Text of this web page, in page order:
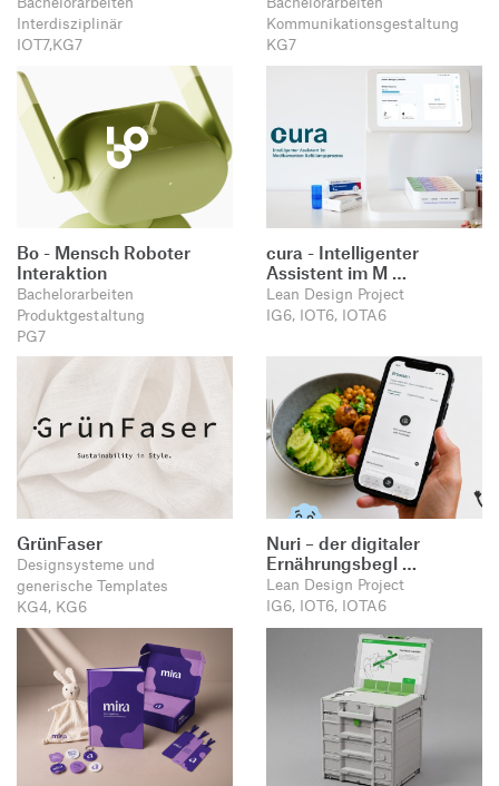
Transfer und Kooperation
Produktgestaltung B.A.
Strategische Gestaltung M.A.
Interdisziplinär
IOT7,KG7
Kommunikationsgestaltung
KG7
Bo - Mensch Roboter
Interaktion
Bachelorarbeiten
Produktgestaltung
PG7
cura - Intelligenter
Assistent im M …
Lean Design Project
IG6, IOT6, IOTA6
GrünFaser
Designsysteme und
generische Templates
KG4, KG6
Nuri – der digitaler
Ernährungsbegl …
Lean Design Project
IG6, IOT6, IOTA6